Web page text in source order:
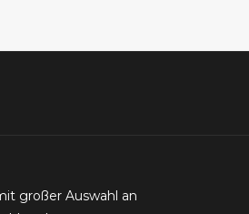
großer Auswahl an